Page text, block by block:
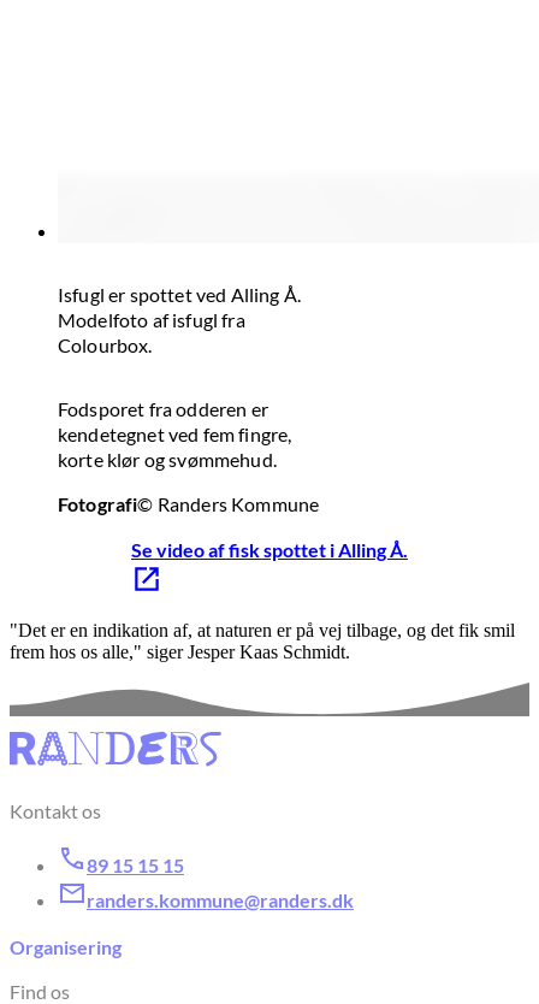
Isfugl er spottet ved Alling Å.
Modelfoto af isfugl fra
Colourbox.
Fodsporet fra odderen er
kendetegnet ved fem fingre,
korte klør og svømmehud.
Fotografi© Randers Kommune
Se video af fisk spottet i Alling Å.
"Det er en indikation af, at naturen er på vej tilbage, og det fik smil
frem hos os alle," siger Jesper Kaas Schmidt.
Kontakt os
89 15 15 15
randers.kommune@randers.dk
Organisering
Find os